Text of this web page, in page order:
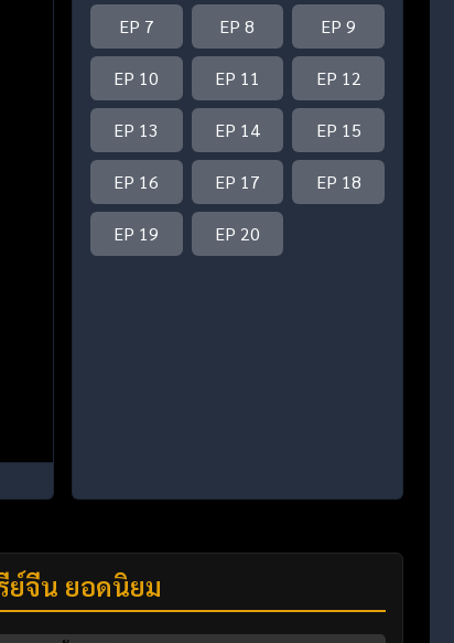
EP 7 EP 8 EP 9
EP 10 EP 11 EP 12
EP 13 EP 14 EP 15
EP 16 EP 17 EP 18
EP 19 EP 20
ย์จีน ยอดนิยม